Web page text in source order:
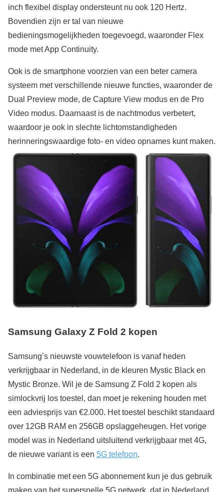
inch flexibel display ondersteunt nu ook 120 Hertz.
Bovendien zijn er tal van nieuwe
bedieningsmogelijkheden toegevoegd, waaronder Flex
mode met App Continuity.
Ook is de smartphone voorzien van een beter camera
systeem met verschillende nieuwe functies, waaronder de
Dual Preview mode, de Capture View modus en de Pro
Video modus. Daarnaast is de nachtmodus verbetert,
waardoor je ook in slechte lichtomstandigheden
herinneringswaardige foto- en video opnames kunt maken.
Samsung Galaxy Z Fold 2 kopen
Samsung’s nieuwste vouwtelefoon is vanaf heden
verkrijgbaar in Nederland, in de kleuren Mystic Black en
Mystic Bronze. Wil je de Samsung Z Fold 2 kopen als
simlockvrij los toestel, dan moet je rekening houden met
een adviesprijs van €2.000. Het toestel beschikt standaard
over 12GB RAM en 256GB opslaggeheugen. Het vorige
model was in Nederland uitsluitend verkrijgbaar met 4G,
de nieuwe variant is een 5G telefoon.
In combinatie met een 5G abonnement kun je dus gebruik
maken van het supersnelle 5G netwerk, dat in Nederland